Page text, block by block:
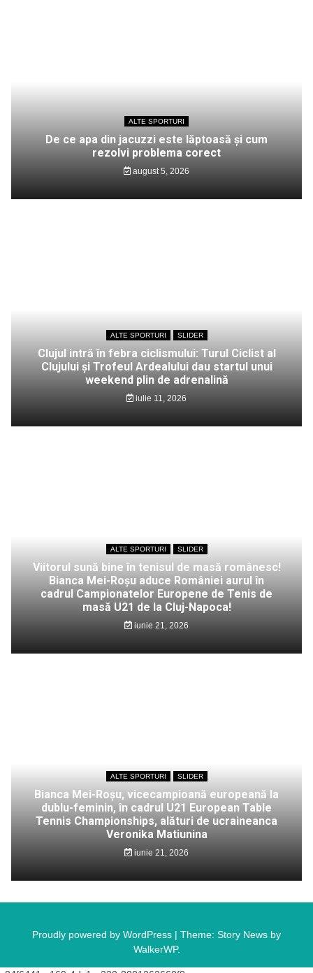
ALTE SPORTURI
De ce apa din jacuzzi este lăptoasă și cum
rezolvi problema corect
august 5, 2026
ALTE SPORTURI SLIDER
Clujul intră în febra ciclismului: Turul Ciclist al
Clujului și Trofeul Ardealului dau startul unui
weekend plin de adrenalină
iulie 11, 2026
ALTE SPORTURI SLIDER
Viitorul sună bine în tenisul de masă românesc!
Bianca Mei-Roșu aduce României aurul în
cadrul Campionatelor Europene de Tenis de
masă U21 de la Cluj-Napoca!
iunie 21, 2026
ALTE SPORTURI SLIDER
Bianca Mei-Roșu, vicecampioană europeană la
dublu-feminin, în cadrul U21 European Table
Tennis Championships, alături de ucraineanca
Veronika Matiunina
iunie 21, 2026
Proudly powered by WordPress | Theme: Story News by
WalkerWP.